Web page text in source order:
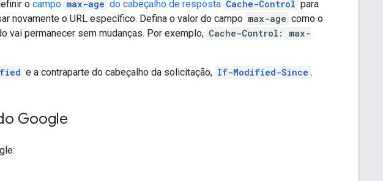
o campo max-age do cabeçalho de resposta Cache-Control para
novamente o URL específico. Defina o valor do campo max-age como o
vai permanecer sem mudanças. Por exemplo, Cache-Control: max-
e a contraparte do cabeçalho da solicitação, If-Modified-Since .
Google